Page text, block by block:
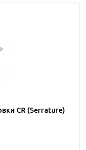
CR (Serrature)